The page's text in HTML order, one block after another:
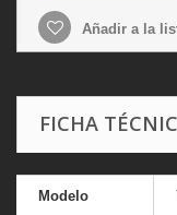
Añadir a la
FICHA
Modelo